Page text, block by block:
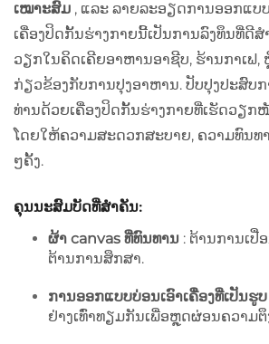
ເໝາະສົມ , ແລະ ລາຍລະອຽດການອອກແບ
ເຄື່ອງປິດກັ້ນຮ່າງກາຍນີ້ເປັນການລົງທຶນທີ່ດີສ
ວຽກໃນຄິດເຄີຍອາຫານອາຊີບ, ຮ້ານກາເຟ,
ກ່ຽວຂ້ອງກັບການປຸງອາຫານ. ປັບປຸງປະສົບກ
ທ່ານດ້ວຍເຄື່ອງປິດກັ້ນຮ່າງກາຍທີ່ເຮັດວຽກໜັ
ໂດຍໃຫ້ຄວາມສະດວກສະບາຍ, ຄວາມທົນທ
ໆຄັ້ງ.
ຄຸນ​ນະ​ສົມ​ບັດ​ທີ່​ສໍາ​ຄັນ​:
ຜ້າ canvas ທີ່ທົນທານ : ຕ້ານການເປື່
ຕ້ານການສຶກສາ.
ການອອກແບບບ່ອນເອົາເຄື່ອງທີ່ເປັນຮູບ
ຢ່າງເທົ່າທຽມກັນເພື່ອຫຼຸດຜ່ອນຄວາມຕຶ